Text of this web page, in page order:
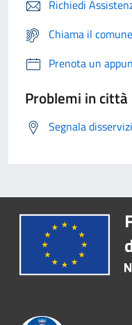
Richiedi
Chiama il
Prenota un
Problemi in città
Segnala